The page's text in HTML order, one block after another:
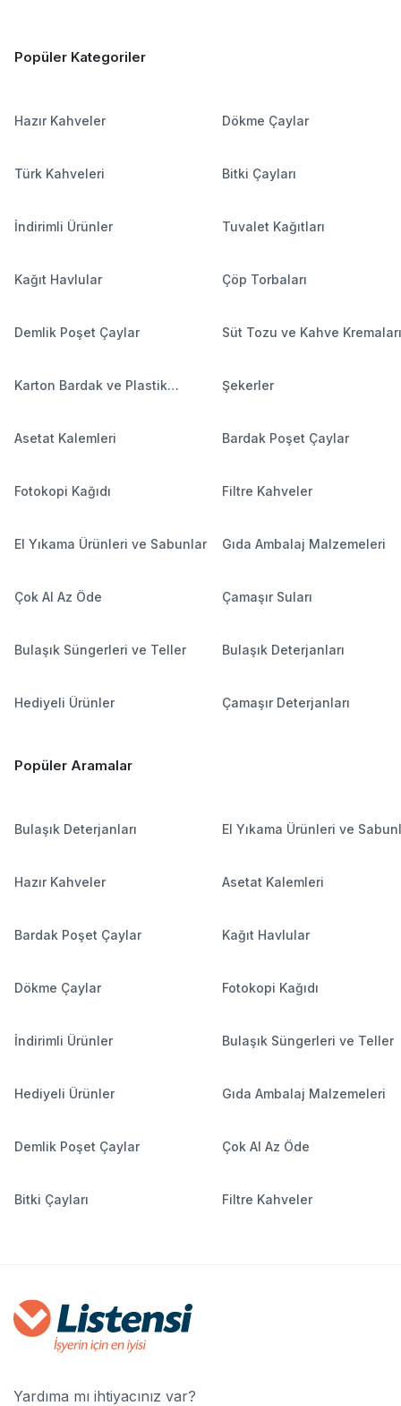
Popüler Kategoriler
Hazır Kahveler Dökme Çaylar
Türk Kahveleri Bitki Çayları
İndirimli Ürünler Tuvalet Kağıtları
Kağıt Havlular Çöp Torbaları
Demlik Poşet Çaylar Süt Tozu ve Kahve Kremaları
Karton Bardak ve Plastik
Şekerler
Asetat Kalemleri Bardak Poşet Çaylar
Fotokopi Kağıdı Filtre Kahveler
El Yıkama Ürünleri ve Sabunlar Gıda Ambalaj Malzemeleri
Çok Al Az Öde Çamaşır Suları
Bulaşık Süngerleri ve Teller Bulaşık Deterjanları
Hediyeli Ürünler Çamaşır Deterjanları
Popüler Aramalar
Bulaşık Deterjanları El Yıkama Ürünleri ve
Hazır Kahveler Asetat Kalemleri
Bardak Poşet Çaylar Kağıt Havlular
Dökme Çaylar Fotokopi Kağıdı
İndirimli Ürünler Bulaşık Süngerleri ve Teller
Hediyeli Ürünler Gıda Ambalaj Malzemeleri
Demlik Poşet Çaylar Çok Al Az Öde
Bitki Çayları Filtre Kahveler
Yardıma mı ihtiyacınız var?